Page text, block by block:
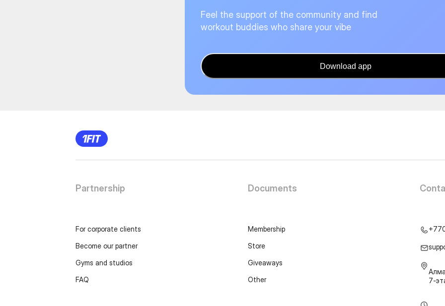
Feel the support of the community and find
workout buddies who share your vibe
Download app
Partnership
For corporate clients
Become our partner
Gyms and studios
FAQ
Documents
Membership
Store
Giveaways
Other
7-